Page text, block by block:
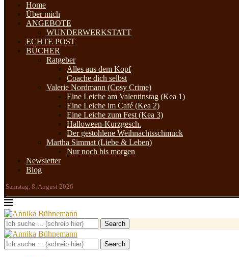
Home
Über mich
ANGEBOTE
WUNDERWERKSTATT
ECHTE POST
BÜCHER
Ratgeber
Alles aus dem Kopf
Coache dich selbst
Valerie Nordmann (Cosy Crime)
Eine Leiche am Valentinstag (Kea 1)
Eine Leiche im Café (Kea 2)
Eine Leiche zum Fest (Kea 3)
Halloween-Kurzgesch.
Der gestohlene Weihnachtsschmuck
Martha Simmat (Liebe & Leben)
Nur noch bis morgen
Newsletter
Blog
Samstag, 8. August 2026
Search
Search